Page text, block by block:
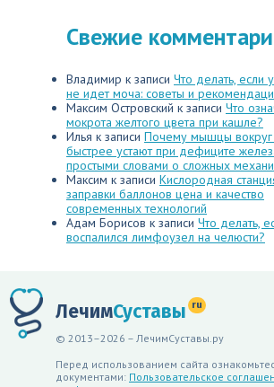
Свежие
Владимир к записи Что делать, если
не идет моча: советы и
Максим Островский к записи Что
мокрота желтого цвета при кашле?
Илья к записи Почему мышцы вокруг
быстрее устают при дефиците
простыми словами о сложных
Максим к записи Кислородная
заправки баллонов цена и качество
современных технологий
Адам Борисов к записи Что делать,
воспалился лимфоузел на челюсти?
ЛечимСуставы ru
© 2013–2026 – ЛечимСуставы.ру
Перед использованием сайта
документами: Пользовательское